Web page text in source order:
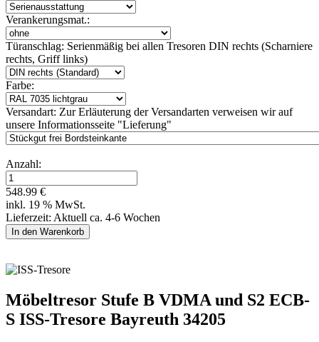
Verankerungsmat.:
Türanschlag: Serienmäßig bei allen Tresoren DIN rechts (Scharniere
rechts, Griff links)
Farbe:
Versandart: Zur Erläuterung der Versandarten verweisen wir auf
unsere Informationsseite "Lieferung"
Anzahl:
548.99 €
inkl. 19 % MwSt.
Lieferzeit: Aktuell ca. 4-6 Wochen
Möbeltresor Stufe B VDMA und S2 ECB-
S ISS-Tresore Bayreuth 34205